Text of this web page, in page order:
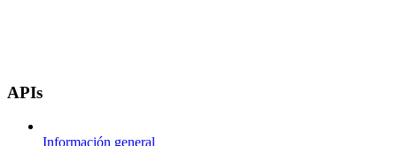
APIs
Información general